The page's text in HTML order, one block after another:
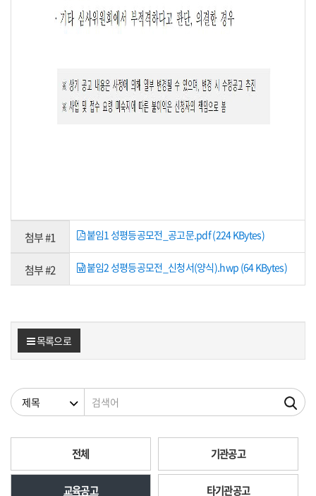
첨부 #1 붙임1 성평등공모전_공고문.pdf (224 KBytes)
첨부 #2 붙임2 성평등공모전_신청서(양식).hwp (64 KBytes)
목록으로
검색조건 검색어
전체 기관공고
교육공고 타기관공고